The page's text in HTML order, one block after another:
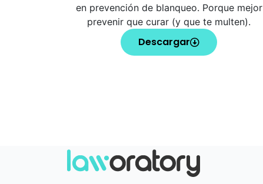
en prevención de blanqueo. Porque mejor
prevenir que curar (y que te multen).
Descargar